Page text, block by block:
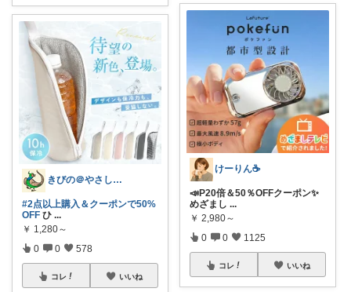
きびの＠やさしさで暮らしをデザイン
#2点以上購入＆クーポンで50%
OFF ひ ...
￥ 1,280～
0 0 578
コレ いいね
けーりん☕️
📣P20倍＆50％OFFクーポン✨
めざまし ...
￥ 2,980～
0 0 1125
コレ いいね